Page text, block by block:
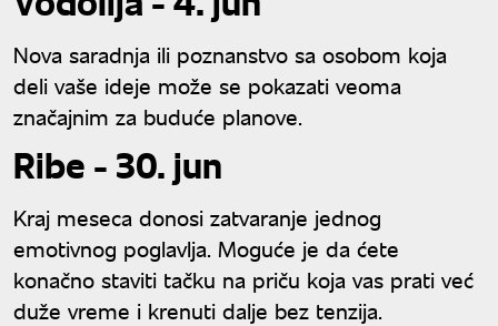
Nova saradnja ili poznanstvo sa osobom koja
deli vaše ideje može se pokazati veoma
značajnim za buduće planove.
Ribe - 30. jun
Kraj meseca donosi zatvaranje jednog
emotivnog poglavlja. Moguće je da ćete
konačno staviti tačku na priču koja vas prati već
duže vreme i krenuti dalje bez tenzija.